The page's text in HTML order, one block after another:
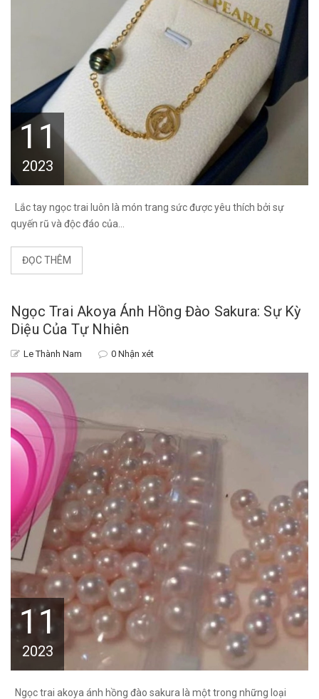
11
2023
Lắc tay ngọc trai luôn là món trang sức được yêu thích bởi sự
quyến rũ và độc đáo của...
ĐỌC THÊM
Ngọc Trai Akoya Ánh Hồng Đào Sakura: Sự Kỳ
Diệu Của Tự Nhiên
Le Thành Nam 0 Nhận xét
11
2023
Ngọc trai akoya ánh hồng đào sakura là một trong những loại